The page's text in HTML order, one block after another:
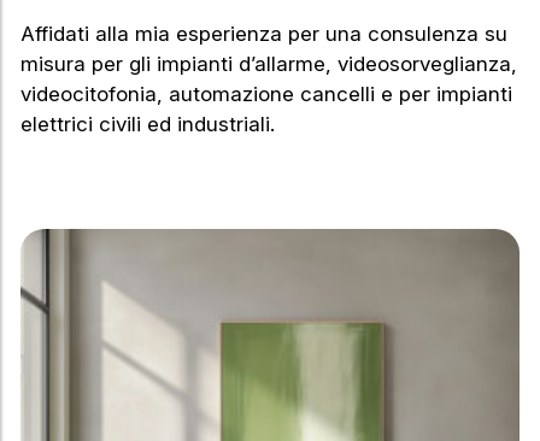
Affidati alla mia esperienza per una consulenza su
misura per gli impianti d’allarme, videosorveglianza,
videocitofonia, automazione cancelli e per impianti
elettrici civili ed industriali.